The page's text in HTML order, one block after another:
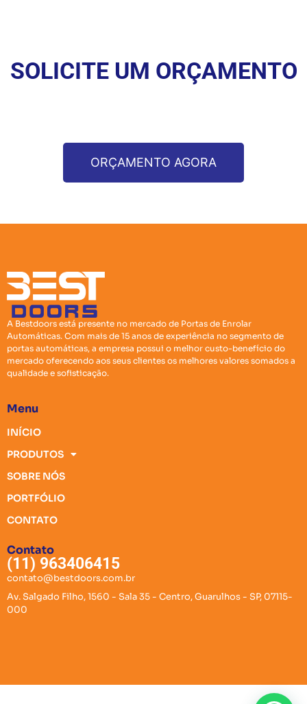
SOLICITE UM ORÇAMENTO
ORÇAMENTO AGORA
A Bestdoors está presente no mercado de Portas de Enrolar
Automáticas. Com mais de 15 anos de experiência no segmento de
portas automáticas, a empresa possui o melhor custo-benefício do
mercado oferecendo aos seus clientes os melhores valores somados a
qualidade e sofisticação.
Menu
INÍCIO
PRODUTOS
SOBRE NÓS
PORTFÓLIO
CONTATO
Contato
(11) 963406415
contato@bestdoors.com.br
Av. Salgado Filho, 1560 - Sala 35 - Centro, Guarulhos - SP, 07115-
000